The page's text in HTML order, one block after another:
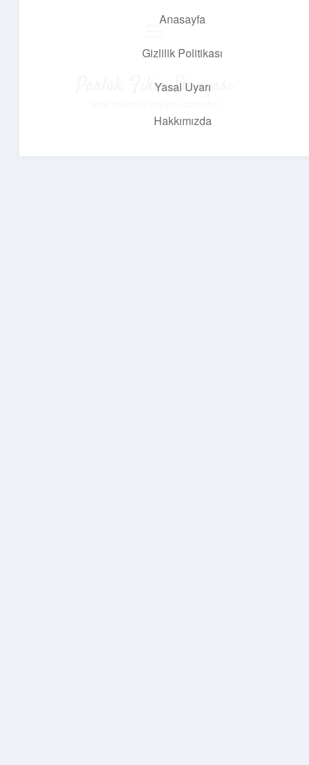
Anasayfa
Gizlilik Politikası
Yasal Uyarı
Hakkımızda
Parlak Fikir Dünyası